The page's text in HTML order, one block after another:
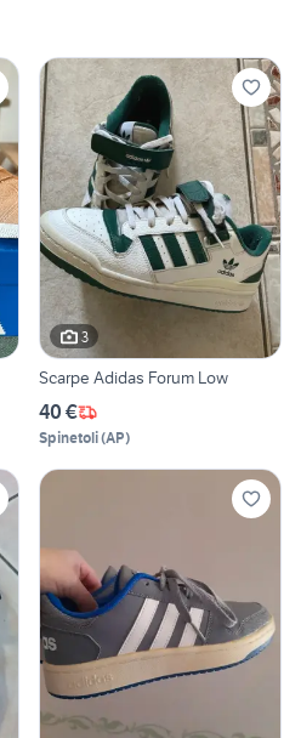
3
Scarpe Adidas Forum Low
40 €
Spinetoli(AP)